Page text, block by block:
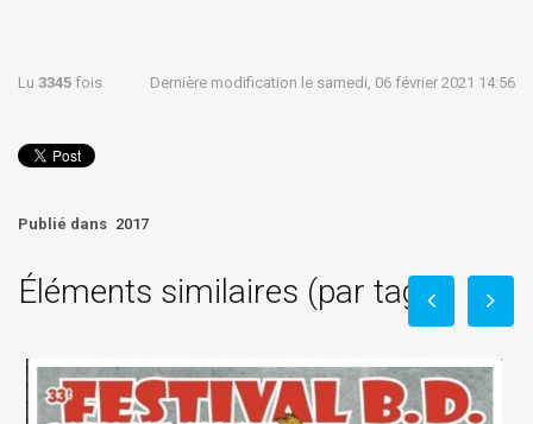
Lu 3345 fois Dernière modification le samedi, 06 février 2021 14:56
Publié dans 2017
Éléments similaires (par tag)